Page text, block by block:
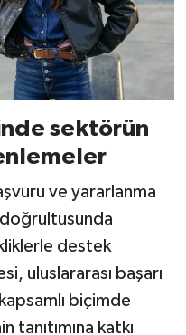
sektörün
ve yararlanma
destek
uluslararası başarı
biçimde
katkı